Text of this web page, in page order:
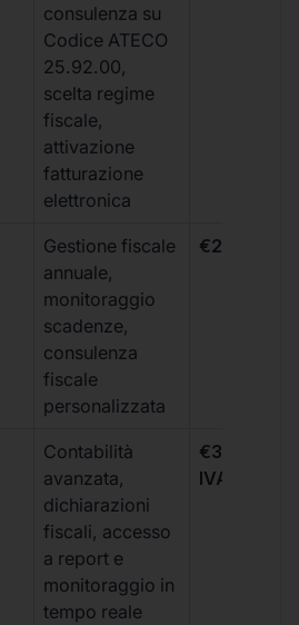
consulenza su
Codice ATECO
25.92.00,
scelta regime
fiscale,
attivazione
fatturazione
elettronica
Gestione fiscale
annuale,
monitoraggio
scadenze,
consulenza
fiscale
personalizzata
€264 +
Contabilità
avanzata,
dichiarazioni
fiscali, accesso
a report e
monitoraggio in
tempo reale
€333 +
IVA/